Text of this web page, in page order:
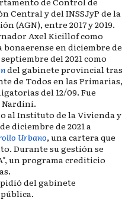
Central y del INSSJyP de la
(AGN), entre 2017 y 2019.
Axel Kicillof como
en diciembre de
del 2021 como
del gabinete provincial tras
de Todos en las Primarias,
del 12/09. Fue
Nardini.
al Instituto de la Vivienda y
diciembre de 2021 a
Urbano, una cartera que
Durante su gestión se
un programa crediticio
del gabinete